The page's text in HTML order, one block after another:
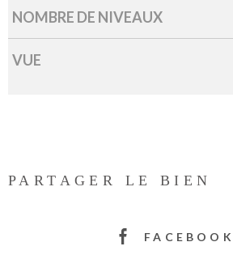
NOMBRE DE NIVEAUX
VUE
PARTAGER LE BIEN
FACEBOOK